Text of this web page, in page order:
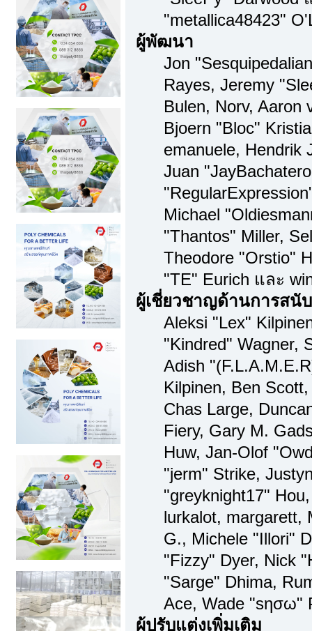
"metallica48423"
ผู้พัฒนา
Jon
Rayes, Jeremy
Bulen, Norv, Aaron
Bjoern "Bloc"
emanuele, Hendrik
Juan
Michael
"Thantos" Miller,
Theodore "Orstio"
"TE" Eurich และ
ผู้เชี่ยวชาญด้านการสนั
Aleksi "Lex"
"Kindred" Wagner,
Adish
Kilpinen, Ben
Chas Large,
Fiery, Gary M.
Huw, Jan-Olof
"jerm" Strike,
"greyknight17"
lurkalot, margarett,
G., Michele "Illori"
"Fizzy" Dyer, Nick
"Sarge" Dhima,
Ace, Wade "sησω"
ผู้ปรับแต่งเพิ่มเติม